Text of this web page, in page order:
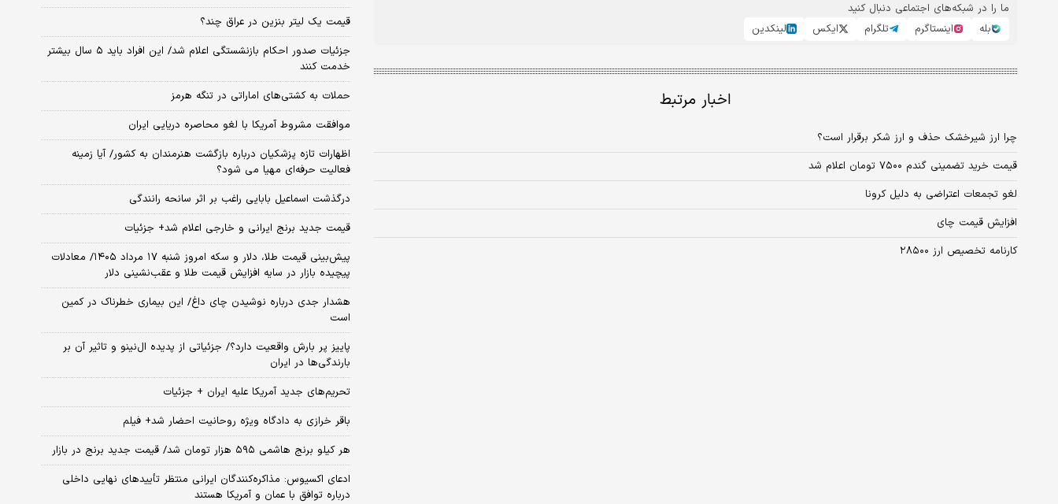
ما را در شبکه‌های اجتماعی دنبال کنید
بله
اینستاگرم تلگرام ایکس لینکدین
اخبار مرتبط
چرا ارز شیرخشک حذف و ارز شکر برقرار است؟
قیمت خرید تضمینی گندم ۷۵۰۰ تومان اعلام شد
لغو تجمعات اعتراضی به دلیل کرونا
افزایش قیمت چای
کارنامه تخصیص ارز ۲۸۵۰۰
قیمت یک لیتر بنزین در عراق چند؟
جزئیات صدور احکام بازنشستگی اعلام شد/ این افراد باید ۵ سال بیشتر
خدمت کنند
حملات به کشتی‌های اماراتی در تنگه هرمز
موافقت مشروط آمریکا با لغو محاصره دریایی ایران
اظهارات تازه پزشکیان درباره بازگشت هنرمندان به کشور/ آیا زمینه
فعالیت حرفه‌ای مهیا می شود؟
درگذشت اسماعیل بابایی راغب بر اثر سانحه رانندگی
قیمت جدید برنج ایرانی و خارجی اعلام شد+ جزئیات
پیش‌بینی قیمت طلا، دلار و سکه امروز شنبه ۱۷ مرداد ۱۴۰۵/ معادلات
پیچیده بازار در سایه افزایش قیمت طلا و عقب‌نشینی دلار
هشدار جدی درباره نوشیدن چای داغ/ این بیماری خطرناک در کمین
است
پاییز پر بارش واقعیت دارد؟/ جزئیاتی از پدیده ال‌نینو و تاثیر آن بر
بارندگی‌ها در ایران
تحریم‌های جدید آمریکا علیه ایران + جزئیات
باقر خرازی به دادگاه ویژه روحانیت احضار شد+ فیلم
هر کیلو برنج هاشمی ۵۹۵ هزار تومان شد/ قیمت جدید برنج در بازار
ادعای اکسیوس: مذاکره‌کنندگان ایرانی منتظر تأییدهای نهایی داخلی
درباره توافق با عمان و آمریکا هستند